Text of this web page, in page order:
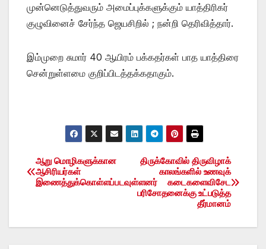
முன்னெடுத்துவரும் அமைப்புக்களுக்கும் யாத்திரிகர்
குழுவினைச் சேர்ந்த ஜெயசிறில் ; நன்றி தெரிவித்தார்.
இம்முறை சுமார் 40 ஆயிரம் பக்கதர்கள் பாத யாத்திரை
சென்றுள்ளமை குறிப்பிடத்தக்கதாகும்.
Post
navigation
திருக்கோவில் திருவிழாக்
காலங்களில் உணவுக்
கடைகளைவிசேட
பரிசோதனைக்கு உட்படுத்த
தீர்மானம்
ஆறு மொழிகளுக்கான
ஆசிரியர்கள்
இணைத்துக்கொள்ளப்படவுள்ளனர்